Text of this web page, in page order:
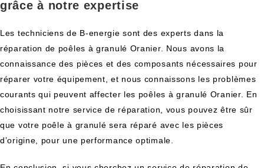
grâce à notre expertise
Les techniciens de B-energie sont des experts dans la
réparation de poêles à granulé Oranier. Nous avons la
connaissance des pièces et des composants nécessaires pour
réparer votre équipement, et nous connaissons les problèmes
courants qui peuvent affecter les poêles à granulé Oranier. En
choisissant notre service de réparation, vous pouvez être sûr
que votre poêle à granulé sera réparé avec les pièces
d’origine, pour une performance optimale.